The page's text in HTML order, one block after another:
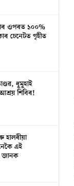
ওপৰত ১০০%
চেনেটত গৃহীত
ধুমুহাই
শিবিৰ!
এই
জানক